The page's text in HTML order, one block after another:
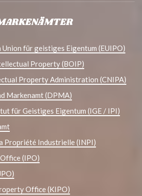
Union für geistiges Eigentum (EUIPO)
Property (BOIP)
Property Administration (CNIPA)
Markenamt (DPMA)
für Geistiges Eigentum (IGE / IPI)
Propriété Industrielle (INPI)
(IPO)
Office (KIPO)